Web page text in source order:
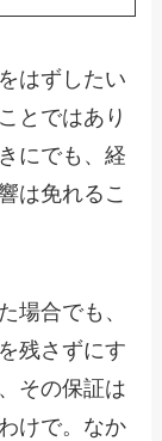
はずしたい
とではあり
にでも、経
は免れるこ
場合でも、
残さずにす
その保証は
けで。なか